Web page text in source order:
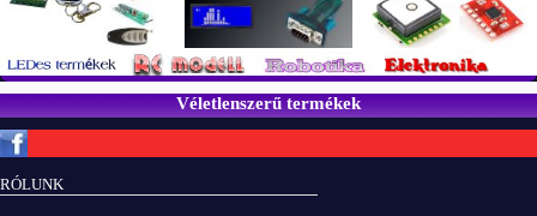
Véletlenszerű termékek
RÓLUNK